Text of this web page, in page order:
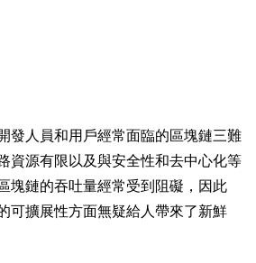
發人員和用戶經常面臨的區塊鏈三難
資源有限以及與安全性和去中心化等
塊鏈的吞吐量經常受到阻礙，因此
可擴展性方面無疑給人帶來了新鮮